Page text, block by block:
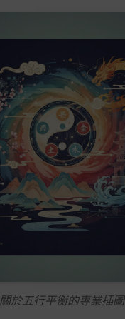
關於五行平衡的專業插圖